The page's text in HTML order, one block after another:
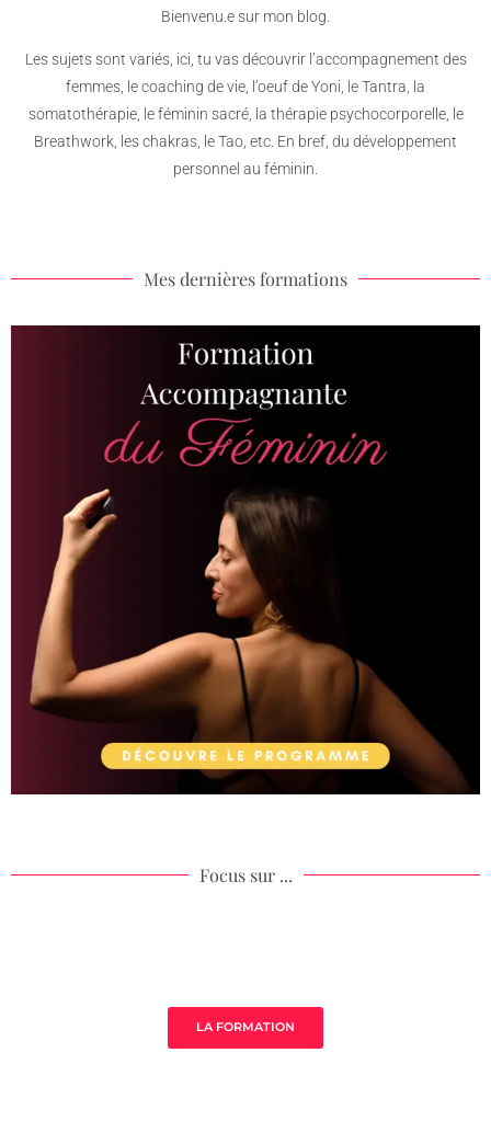
Bienvenu.e sur mon blog.
Les sujets sont variés, ici, tu vas découvrir l’accompagnement des
femmes, le coaching de vie, l’oeuf de Yoni, le Tantra, la
somatothérapie, le féminin sacré, la thérapie psychocorporelle, le
Breathwork, les chakras, le Tao, etc. En bref, du développement
personnel au féminin.
Mes dernières formations
Focus sur ...
LA FORMATION